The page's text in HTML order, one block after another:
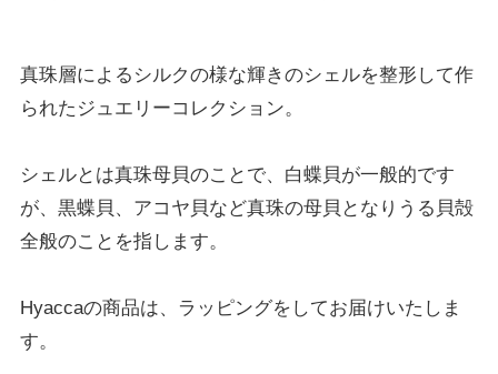
真珠層によるシルクの様な輝きのシェルを整形して作
られたジュエリーコレクション。
シェルとは真珠母貝のことで、白蝶貝が一般的です
が、黒蝶貝、アコヤ貝など真珠の母貝となりうる貝殻
全般のことを指します。
Hyaccaの商品は、ラッピングをしてお届けいたしま
す。